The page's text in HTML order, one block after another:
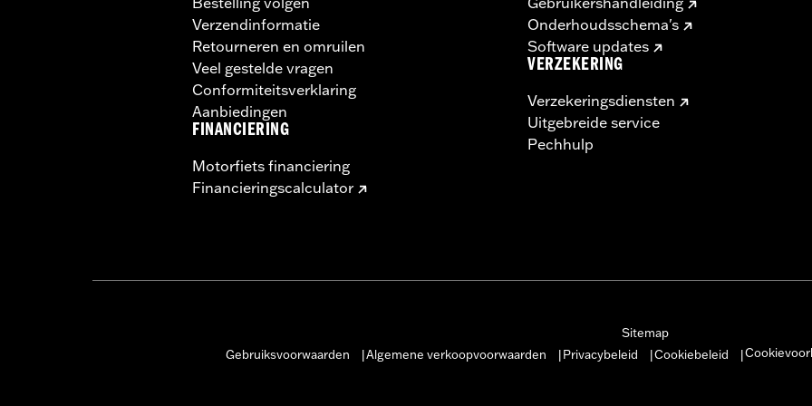
Verzendinformatie
Retourneren en omruilen
Veel gestelde vragen
Conformiteitsverklaring
Aanbiedingen
FINANCIERING
Motorfiets financiering
Financieringscalculator
Onderhoudsschema's
Software updates
VERZEKERING
Verzekeringsdiensten
Uitgebreide service
Pechhulp
Sitemap
Gebruiksvoorwaarden
Algemene verkoopvoorwaarden Privacybeleid Cookiebeleid